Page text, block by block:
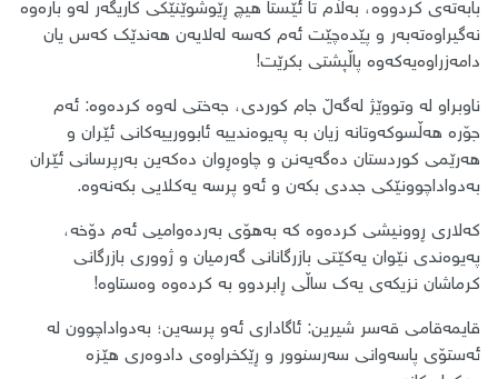
بابەتەی کردووە، بەڵام تا ئێستا هیچ ڕێوشوێنێکی کاریگەر لەو بارەوە
نەگیراوەتەبەر و پێدەچێت ئەم کەسە لەلایەن هەندێک کەس یان
دامەزراوەیەکەوە پاڵپشتی بکرێت!
ناوبراو لە وتووێژ لەگەڵ جام کوردی، جەختی لەوە کردەوە: ئەم
جۆرە هەڵسوکەوتانە زیان بە پەیوەندییە ئابوورییەکانی ئێران و
هەرێمی کوردستان دەگەیەنن و چاوەڕوان دەکەین بەرپرسانی ئێران
بەدواداچوونێکی جددی بکەن و ئەو پرسە یەکلایی بکەنەوە.
کەلاری ڕوونیشی کردەوە کە بەهۆی بەردەوامیی ئەم دۆخە،
پەیوەندی نێوان یەکێتی بازرگانانی گەرمیان و ژووری بازرگانی
کرماشان نزیکەی یەک ساڵی ڕابردوو بە کردەوە وەستاوە!
قایمەقامی قەسر شیرین: ئاگاداری ئەو پرسەین؛ بەدواداچوون لە
ئەستۆی پاسەوانی سەرسنوور و ڕێکخراوەی دادوەری هێزە